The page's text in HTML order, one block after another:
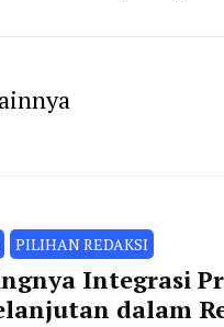
PILIHAN REDAKSI
Integrasi
dalam